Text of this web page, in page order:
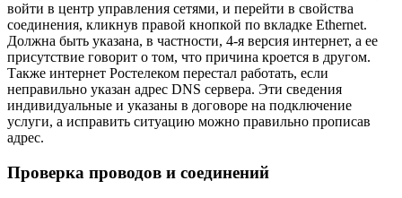
войти в центр управления сетями, и перейти в свойства
соединения, кликнув правой кнопкой по вкладке Ethernet.
Должна быть указана, в частности, 4-я версия интернет, а ее
присутствие говорит о том, что причина кроется в другом.
Также интернет Ростелеком перестал работать, если
неправильно указан адрес DNS сервера. Эти сведения
индивидуальные и указаны в договоре на подключение
услуги, а исправить ситуацию можно правильно прописав
адрес.
Проверка проводов и соединений